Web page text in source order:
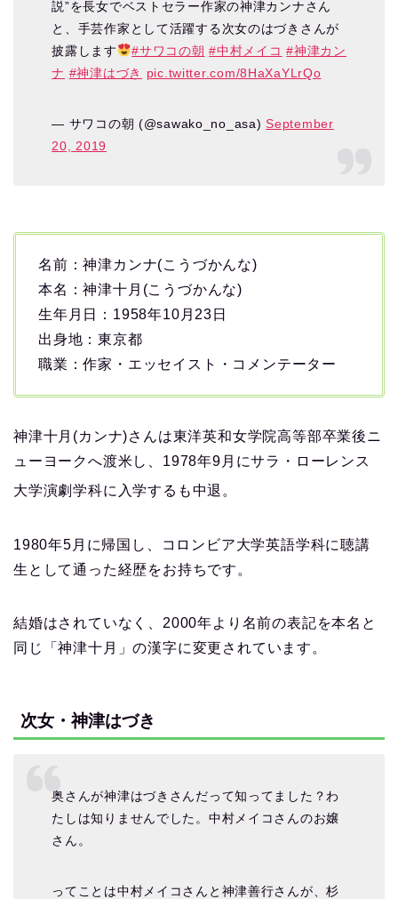
説”を長女でベストセラー作家の神津カンナさん
と、手芸作家として活躍する次女のはづきさんが
披露します
#サワコの朝 #中村メイコ #神津カン
ナ #神津はづき pic.twitter.com/8HaXaYLrQo
— サワコの朝 (@sawako_no_asa)September
20, 2019
名前：神津カンナ(こうづかんな)
本名：神津十月(こうづかんな)
生年月日：1958年10月23日
出身地：東京都
職業：作家・エッセイスト・コメンテーター
神津十月(カンナ)さんは東洋英和女学院高等部卒業後ニ
ューヨークへ渡米し、1978年9月にサラ・ローレンス
大学演劇学科に入学するも中退 。
1980年5月に帰国し、コロンビア大学英語学科に聴講
生として通った経歴をお持ちです。
結婚はされていなく、2000年より名前の表記を本名と
同じ「神津十月」の漢字に変更されています。
次女・神津はづき
奥さんが神津はづきさんだって知ってました？わ
たしは知りませんでした。中村メイコさんのお嬢
さん。
ってことは中村メイコさんと神津善行さんが、杉